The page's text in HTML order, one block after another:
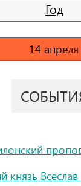
Год
князь